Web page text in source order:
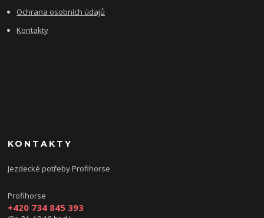
Ochrana osobních údajů
Kontakty
KONTAKTY
Jezdecké potřeby Profihorse
Profihorse
+420 734 845 393